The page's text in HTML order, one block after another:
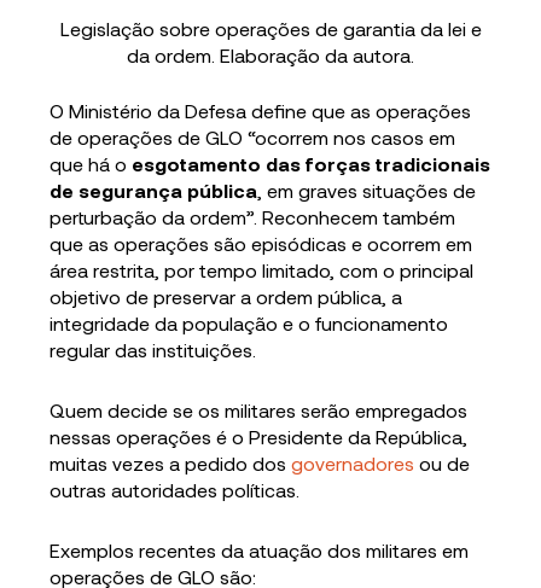
Legislação sobre operações de garantia da lei e
da ordem. Elaboração da autora.
O Ministério da Defesa define que as operações
de operações de GLO “ocorrem nos casos em
que há o esgotamento das forças tradicionais
de segurança pública , em graves situações de
perturbação da ordem”. Reconhecem também
que as operações são episódicas e ocorrem em
área restrita, por tempo limitado, com o principal
objetivo de preservar a ordem pública, a
integridade da população e o funcionamento
regular das instituições.
Quem decide se os militares serão empregados
nessas operações é o Presidente da República,
muitas vezes a pedido dosgovernadores ou de
outras autoridades políticas.
Exemplos recentes da atuação dos militares em
operações de GLO são: